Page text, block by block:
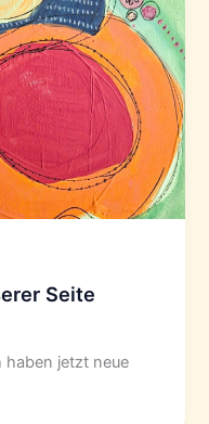
Seite
haben jetzt neue